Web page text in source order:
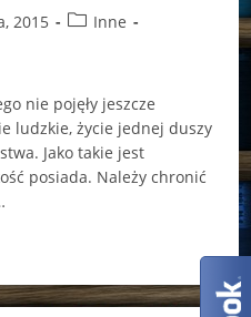
2015
PostInne
nie pojęły jeszcze
ludzkie, życie jednej duszy
Jako takie jest
posiada. Należy chronić